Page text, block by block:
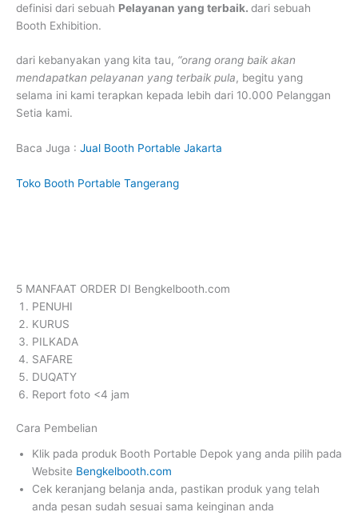
definisi dari sebuah Pelayanan yang terbaik. dari sebuah
Booth Exhibition.
dari kebanyakan yang kita tau, “orang orang baik akan
mendapatkan pelayanan yang terbaik pula, begitu yang
selama ini kami terapkan kepada lebih dari 10.000 Pelanggan
Setia kami.
Baca Juga : Jual Booth Portable Jakarta
Toko Booth Portable Tangerang
5 MANFAAT ORDER DI Bengkelbooth.com
PENUHI
KURUS
PILKADA
SAFARE
DUQATY
Report foto <4 jam
Cara Pembelian
Klik pada produk Booth Portable Depok yang anda pilih pada
Website Bengkelbooth.com
Cek keranjang belanja anda, pastikan produk yang telah
anda pesan sudah sesuai sama keinginan anda